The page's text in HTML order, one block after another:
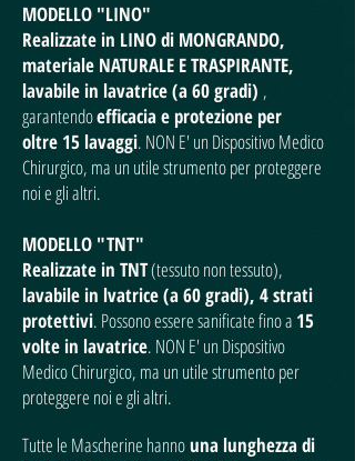
MODELLO "LINO"
Realizzate in LINO di MONGRANDO,
materiale NATURALE E TRASPIRANTE,
lavabile in lavatrice (a 60 gradi) ,
garantendoefficacia e protezione per
oltre 15 lavaggi. NON E' un Dispositivo Medico
Chirurgico, ma un utile strumento per proteggere
noi e gli altri.
MODELLO "TNT"
Realizzate in TNT(tessuto non tessuto),
lavabile in lvatrice (a 60 gradi), 4 strati
protettivi. Possono essere sanificate fino a 15
volte in lavatrice. NON E' un Dispositivo
Medico Chirurgico, ma un utile strumento per
proteggere noi e gli altri.
Tutte le Mascherine hannouna lunghezza di